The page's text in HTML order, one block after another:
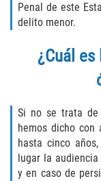
Penal de este
delito menor.
¿Cuál
Si no se trata de
hemos dicho con
hasta cinco
lugar la
y en caso de